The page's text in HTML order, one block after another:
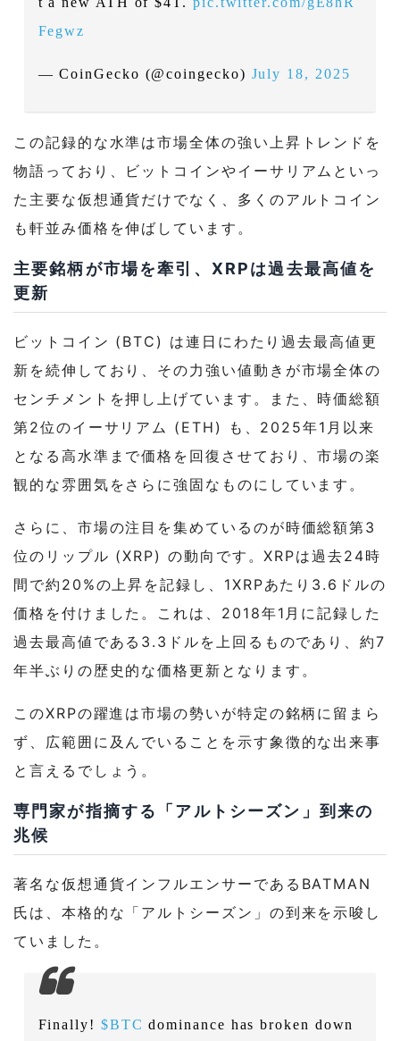
Fegwz
— CoinGecko (@coingecko) July 18, 2025
この記録的な水準は市場全体の強い上昇トレンドを
物語っており、ビットコインやイーサリアムといっ
た主要な仮想通貨だけでなく、多くのアルトコイン
も軒並み価格を伸ばしています。
主要銘柄が市場を牽引、XRPは過去最高値を
更新
ビットコイン (BTC) は連日にわたり過去最高値更
新を続伸しており、その力強い値動きが市場全体の
センチメントを押し上げています。また、時価総額
第2位のイーサリアム (ETH) も、2025年1月以来
となる高水準まで価格を回復させており、市場の楽
観的な雰囲気をさらに強固なものにしています。
さらに、市場の注目を集めているのが時価総額第3
位のリップル (XRP) の動向です。XRPは過去24時
間で約20%の上昇を記録し、1XRPあたり3.6ドルの
価格を付けました。これは、2018年1月に記録した
過去最高値である3.3ドルを上回るものであり、約7
年半ぶりの歴史的な価格更新となります。
このXRPの躍進は市場の勢いが特定の銘柄に留まら
ず、広範囲に及んでいることを示す象徴的な出来事
と言えるでしょう。
専門家が指摘する「アルトシーズン」到来の
兆候
著名な仮想通貨インフルエンサーであるBATMAN
氏は、本格的な「アルトシーズン」の到来を示唆し
ていました。
Finally! $BTC dominance has broken down